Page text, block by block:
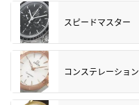
スピードマスター
コンステレーション